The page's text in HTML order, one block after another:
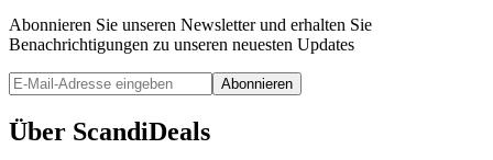
Abonnieren Sie unseren Newsletter und erhalten Sie
Benachrichtigungen zu unseren neuesten Updates
Abonnieren
Über ScandiDeals